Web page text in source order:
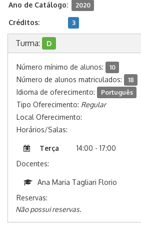
Ano de Catálogo: 2020
Créditos: 3
Turma: D
Número mínimo de alunos: 10
Número de alunos matriculados: 18
Idioma de oferecimento: Português
Tipo Oferecimento: Regular
Local Oferecimento:
Horários/Salas:
Terça
14:00 - 17:00
Docentes:
Ana Maria Tagliari Florio
Reservas:
Não possui reservas.